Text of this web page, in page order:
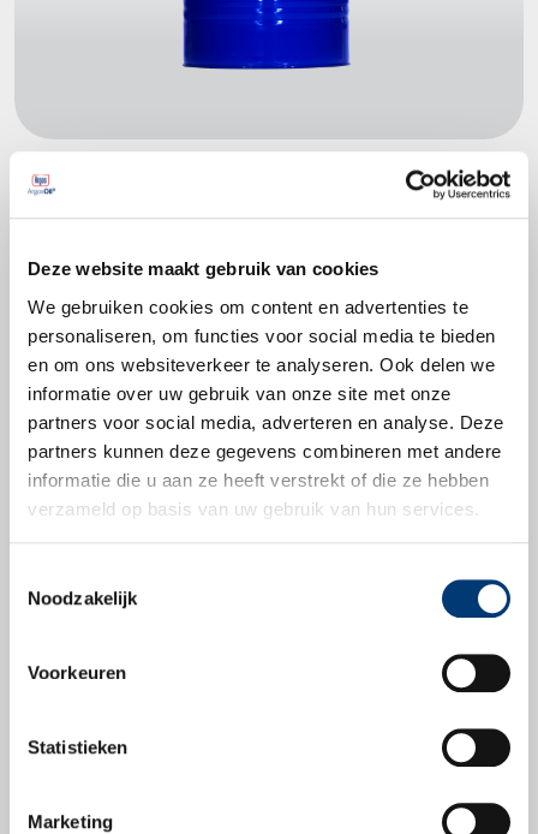
Deze website maakt gebruik van cookies
We gebruiken cookies om content en advertenties te
personaliseren, om functies voor social media te bieden
en om ons websiteverkeer te analyseren. Ook delen we
informatie over uw gebruik van onze site met onze
partners voor social media, adverteren en analyse. Deze
partners kunnen deze gegevens combineren met andere
informatie die u aan ze heeft verstrekt of die ze hebben
verzameld op basis van uw gebruik van hun services.
Noodzakelijk
Voorkeuren
Statistieken
Marketing
ASTM D3306
NFR 15-601
SAE J 1034
UNE 26-361-88/1
BS 6580 ( 1992 en 2010 )
CUNA NC 956-16